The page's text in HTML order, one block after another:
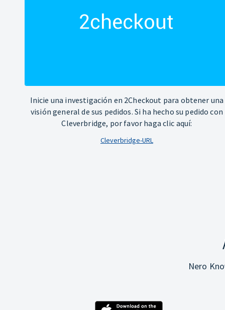
Inicie una investigación en 2Checkout para obtener una
visión general de sus pedidos. Si ha hecho su pedido con
Cleverbridge, por favor haga clic aquí:
Cleverbridge-URL
Nero